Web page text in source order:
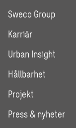
Sweco Group
Karriär
Urban Insight
Hållbarhet
Projekt
Press & nyheter